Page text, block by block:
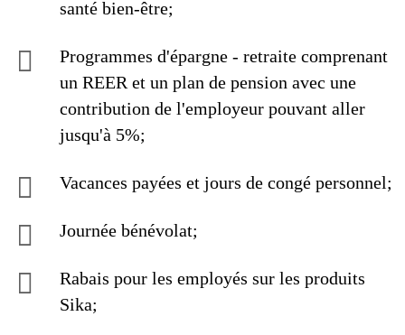
santé bien-être;
Programmes d'épargne - retraite comprenant
un REER et un plan de pension avec une
contribution de l'employeur pouvant aller
jusqu'à 5%;
Vacances payées et jours de congé personnel;
Journée bénévolat;
Rabais pour les employés sur les produits
Sika;